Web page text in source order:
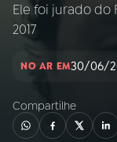
Início
INÍCIO
02A RÁDIO
Ele foi jurado do
2017
NO AR EM30/06/
Compartilhe